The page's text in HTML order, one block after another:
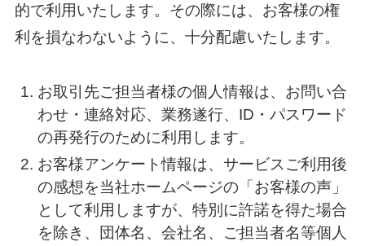
的で利用いたします。その際には、お客様の権
利を損なわないように、十分配慮いたします。
お取引先ご担当者様の個人情報は、お問い合
わせ・連絡対応、業務遂行、ID・パスワード
の再発行のために利用します。
お客様アンケート情報は、サービスご利用後
の感想を当社ホームページの「お客様の声」
として利用しますが、特別に許諾を得た場合
を除き、団体名、会社名、ご担当者名等個人